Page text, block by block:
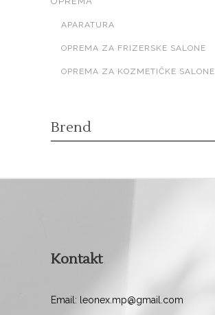
APARATURA
OPREMA ZA FRIZERSKE SALONE
OPREMA ZA KOZMETIČKE SALONE
Brend
Kontakt
Email: leonex.mp@gmail.com